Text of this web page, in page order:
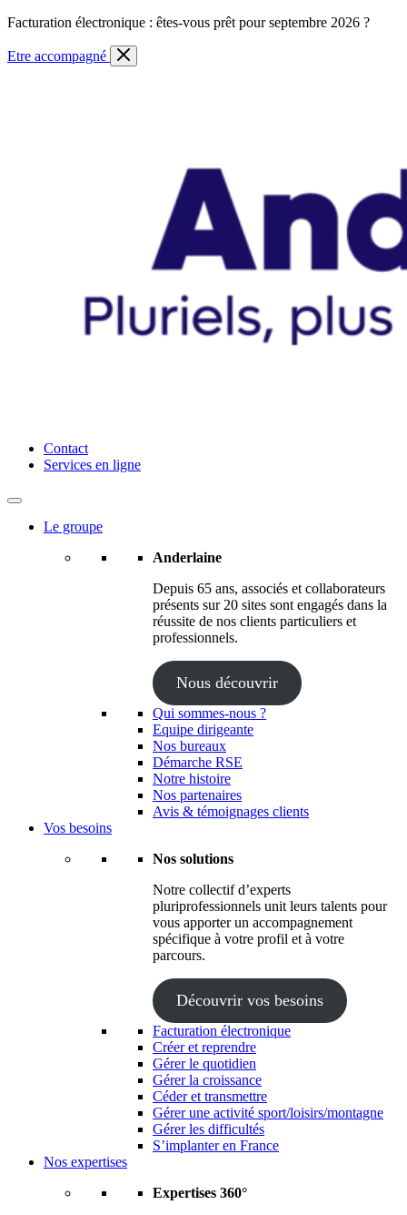
Skip
content
Facturation électronique : êtes-vous prêt pour septembre 2026 ?
Etre accompagné
Anderlaine | Conseil – Expert comptable – Avocat – Audit
Contact
Services en ligne
Le groupe
Anderlaine
Depuis 65 ans, associés et collaborateurs
présents sur 20 sites sont engagés dans la
réussite de nos clients particuliers et
professionnels.
Nous découvrir
Qui sommes-nous ?
Equipe dirigeante
Nos bureaux
Démarche RSE
Notre histoire
Nos partenaires
Avis & témoignages clients
Vos besoins
Nos solutions
Notre collectif d’experts
pluriprofessionnels unit leurs talents pour
vous apporter un accompagnement
spécifique à votre profil et à votre
parcours.
Découvrir vos besoins
Facturation électronique
Créer et reprendre
Gérer le quotidien
Gérer la croissance
Céder et transmettre
Gérer une activité sport/loisirs/montagne
Gérer les difficultés
S’implanter en France
Nos expertises
Expertises 360°